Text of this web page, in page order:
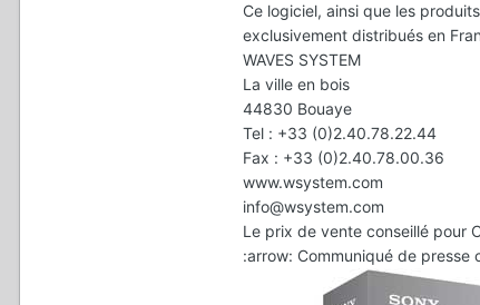
Ce logiciel, ainsi que les
exclusivement distribués en
WAVES SYSTEM
La ville en bois
44830 Bouaye
Tel : +33 (0)2.40.78.22.44
Fax : +33 (0)2.40.78.00.36
www.wsystem.com
info@wsystem.com
Le prix de vente conseillé pour
:arrow: Communiqué de presse